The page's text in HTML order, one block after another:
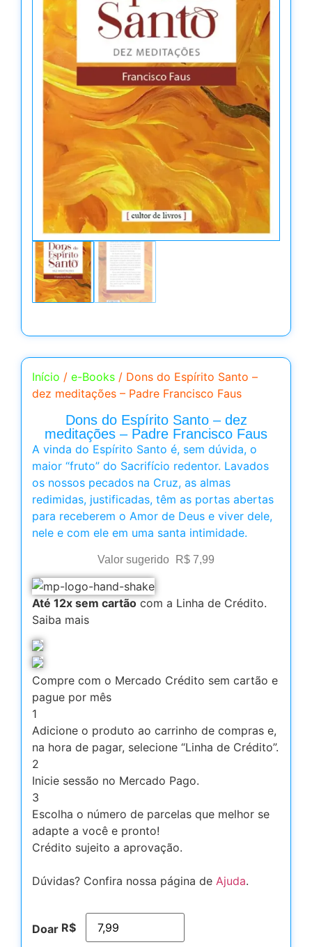
Início / e-Books / Dons do Espírito Santo –
dez meditações – Padre Francisco Faus
Dons do Espírito Santo – dez
meditações – Padre Francisco Faus
A vinda do Espírito Santo é, sem dúvida, o
maior “fruto” do Sacrifício redentor. Lavados
os nossos pecados na Cruz, as almas
redimidas, justificadas, têm as portas abertas
para receberem o Amor de Deus e viver dele,
nele e com ele em uma santa intimidade.
Valor sugerido R$ 7,99
Até 12x sem cartão com a Linha de Crédito.
Saiba mais
Compre com o Mercado Crédito sem cartão e
pague por mês
1
Adicione o produto ao carrinho de compras e,
na hora de pagar, selecione “Linha de Crédito”.
2
Inicie sessão no Mercado Pago.
3
Escolha o número de parcelas que melhor se
adapte a você e pronto!
Crédito sujeito a aprovação.
Dúvidas? Confira nossa página de Ajuda.
Doar R$